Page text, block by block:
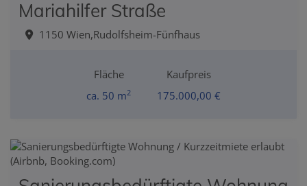
Mariahilfer Straße
1150 Wien,Rudolfsheim-Fünfhaus
Fläche
ca. 50 m2
Kaufpreis
175.000,00 €